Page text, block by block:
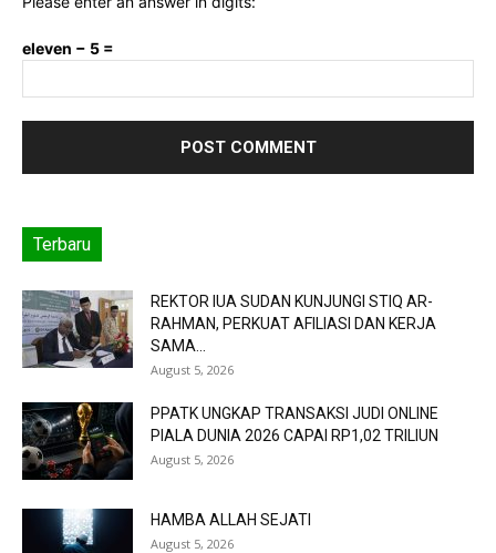
eleven − 5 =
Terbaru
REKTOR IUA SUDAN KUNJUNGI STIQ AR-
RAHMAN, PERKUAT AFILIASI DAN KERJA
SAMA...
August 5, 2026
PPATK UNGKAP TRANSAKSI JUDI ONLINE
PIALA DUNIA 2026 CAPAI RP1,02 TRILIUN
August 5, 2026
HAMBA ALLAH SEJATI
August 5, 2026